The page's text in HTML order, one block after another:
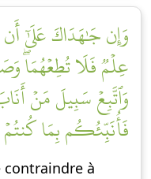
وَإِن جَٰهَدَاكَ عَلَىٰٓ
عِلۡمٞ فَلَا تُطِعۡهُمَاۖ
وَٱتَّبِعۡ سَبِيلَ مَنۡ
فَأُنَبِّئُكُم بِمَا كُنتُمۡ
contraindre à